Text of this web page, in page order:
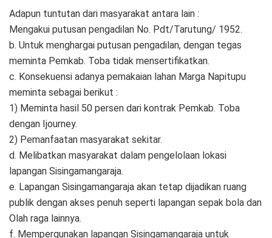
Adapun tuntutan dari masyarakat antara lain :
Mengakui putusan pengadilan No. Pdt/Tarutung/ 1952.
b. Untuk menghargai putusan pengadilan, dengan tegas
meminta Pemkab. Toba tidak mensertifikatkan.
c. Konsekuensi adanya pemakaian lahan Marga Napitupu
meminta sebagai berikut :
1) Meminta hasil 50 persen dari kontrak Pemkab. Toba
dengan Ijourney.
2) Pemanfaatan masyarakat sekitar.
d. Melibatkan masyarakat dalam pengelolaan lokasi
lapangan Sisingamangaraja.
e. Lapangan Sisingamangaraja akan tetap dijadikan ruang
publik dengan akses penuh seperti lapangan sepak bola dan
Olah raga lainnya.
f. Mempergunakan lapangan Sisingamangaraja untuk